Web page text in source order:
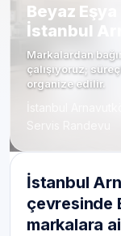
Beyaz
İstanbul
Markalardan
çalışıyoruz;
organize edilir.
İstanbul
İstanbul
çevresinde
markalara